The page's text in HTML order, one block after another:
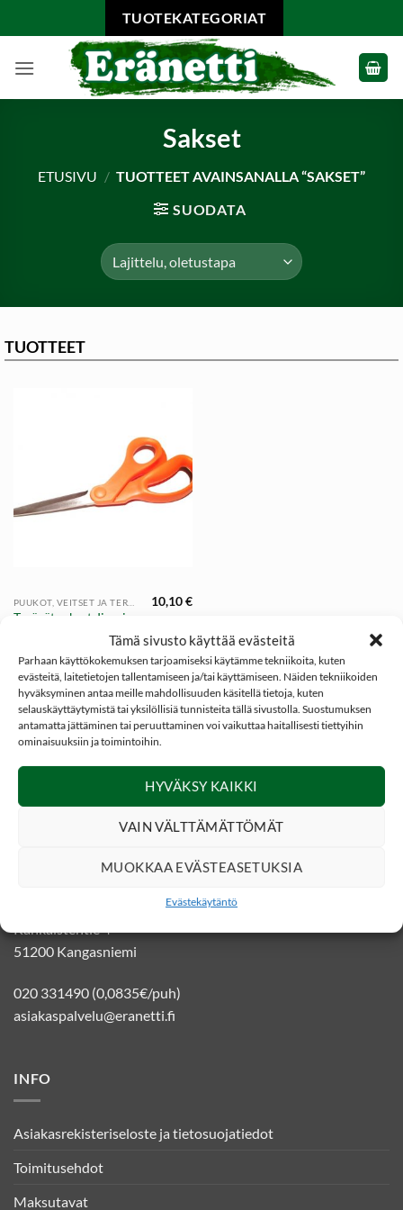
Tämä sivusto käyttää evästeitä
Parhaan käyttökokemuksen tarjoamiseksi käytämme tekniikoita, kuten
evästeitä, laitetietojen tallentamiseen ja/tai käyttämiseen. Näiden tekniikoiden
hyväksyminen antaa meille mahdollisuuden käsitellä tietoja, kuten
selauskäyttäytymistä tai yksilöllisiä tunnisteita tällä sivustolla. Suostumuksen
antamatta jättäminen tai peruuttaminen voi vaikuttaa haitallisesti tiettyihin
ominaisuuksiin ja toimintoihin.
HYVÄKSY KAIKKI
VAIN VÄLTTÄMÄTTÖMÄT
MUOKKAA EVÄSTEASETUKSIA
Evästekäytäntö
to
TUOTEKATEGORIAT
Sakset
ETUSIVU / TUOTTEET AVAINSANALLA “SAKSET”
SUODATA
TUOTTEET
PUUKOT, VEITSET JA TEROITTIMET
Terävät sakset, Iivarin
10,10€
SOSIAALINEN MEDIA
Kankaistentie 4
51200 Kangasniemi
020 331490 (0,0835€/puh)
asiakaspalvelu@eranetti.fi
INFO
Asiakasrekisteriseloste ja tietosuojatiedot
Toimitusehdot
Maksutavat